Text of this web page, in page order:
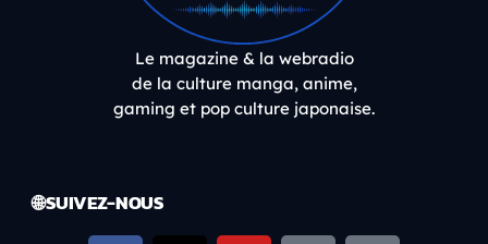
Le magazine & la webradio
de la culture manga, anime,
gaming et pop culture japonaise.
🌐 SUIVEZ-NOUS